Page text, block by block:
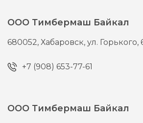
ООО Тимбермаш Байкал
680052,Хабаровск,ул. Горького,
+7 (908) 653-77-61
ООО Тимбермаш Байкал